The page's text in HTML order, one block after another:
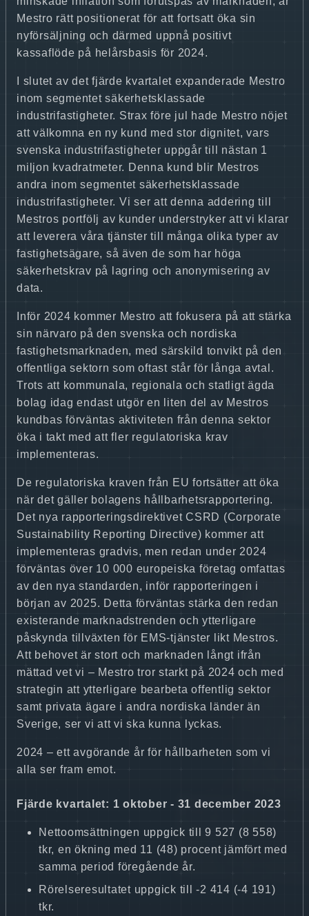
Mestro rätt positionerat för att fortsatt öka sin
nyförsäljning och därmed uppnå positivt
kassaflöde på helårsbasis för 2024.
I slutet av det fjärde kvartalet expanderade Mestro
inom segmentet säkerhetsklassade
industrifastigheter. Strax före jul hade Mestro nöjet
att välkomna en ny kund med stor dignitet, vars
svenska industrifastigheter uppgår till nästan 1
miljon kvadratmeter. Denna kund blir Mestros
andra inom segmentet säkerhetsklassade
industrifastigheter. Vi ser att denna addering till
Mestros portfölj av kunder understryker att vi klarar
att leverera våra tjänster till många olika typer av
fastighetsägare, så även de som har höga
säkerhetskrav på lagring och anonymisering av
data.
Inför 2024 kommer Mestro att fokusera på att stärka
sin närvaro på den svenska och nordiska
fastighetsmarknaden, med särskild tonvikt på den
offentliga sektorn som oftast står för långa avtal.
Trots att kommunala, regionala och statligt ägda
bolag idag endast utgör en liten del av Mestros
kundbas förväntas aktiviteten från denna sektor
öka i takt med att fler regulatoriska krav
implementeras.
De regulatoriska kraven från EU fortsätter att öka
när det gäller bolagens hållbarhetsrapportering.
Det nya rapporteringsdirektivet CSRD (Corporate
Sustainability Reporting Directive) kommer att
implementeras gradvis, men redan under 2024
förväntas över 10 000 europeiska företag omfattas
av den nya standarden, inför rapporteringen i
början av 2025. Detta förväntas stärka den redan
existerande marknadstrenden och ytterligare
påskynda tillväxten för EMS-tjänster likt Mestros.
Att behovet är stort och marknaden långt ifrån
mättad vet vi – Mestro tror starkt på 2024 och med
strategin att ytterligare bearbeta offentlig sektor
samt privata ägare i andra nordiska länder än
Sverige, ser vi att vi ska kunna lyckas.
2024 – ett avgörande år för hållbarheten som vi
alla ser fram emot.
Fjärde kvartalet: 1 oktober - 31 december 2023
Nettoomsättningen uppgick till 9 527 (8 558)
tkr, en ökning med 11 (48) procent jämfört med
samma period föregående år.
Rörelseresultatet uppgick till -2 414 (-4 191)
tkr.